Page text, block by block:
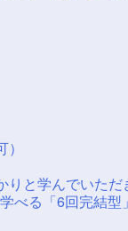
りと学んでいた
べる「6回完結型